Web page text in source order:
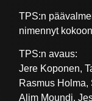
TPS:n
nimennyt
TPS:n avaus:
Jere Koponen,
Rasmus Holma,
Alim Moundi,